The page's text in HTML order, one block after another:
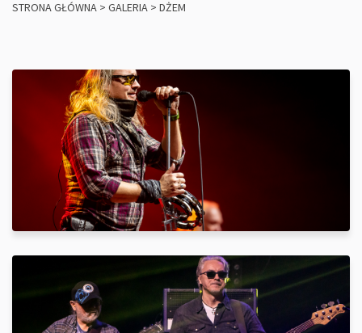
STRONA GŁÓWNA > GALERIA > DŻEM